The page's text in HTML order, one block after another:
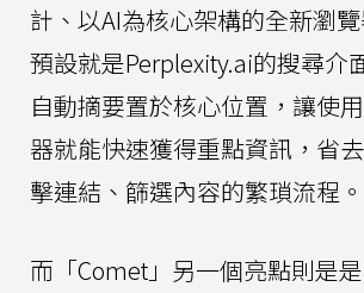
計、以AI為核心架構的全新瀏
預設就是Perplexity.ai的搜尋介
自動摘要置於核心位置，讓使
器就能快速獲得重點資訊，省
擊連結、篩選內容的繁瑣流程。
而「Comet」另一個亮點則是